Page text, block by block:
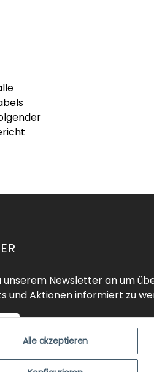
Alle akzeptieren
unserem Newsletter an um
und Aktionen informiert zu
ÜBER UNS